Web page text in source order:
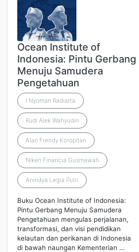
Ocean Institute of
Indonesia: Pintu Gerbang
Menuju Samudera
Pengetahuan
I Nyoman Radiarta
Rudi Alek Wahyudin
Alan Frendy Koropitan
Niken Financia Gusmawati
Anindya Legia Putri
Buku Ocean Institute of Indonesia:
Pintu Gerbang Menuju Samudera
Pengetahuan mengulas perjalanan,
transformasi, dan visi pendidikan
kelautan dan perikanan di Indonesia
di bawah naungan Kementerian …